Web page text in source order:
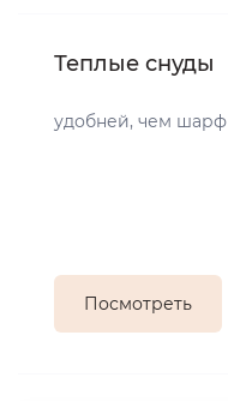
Теплые снуды
удобней, чем шарф
Посмотреть